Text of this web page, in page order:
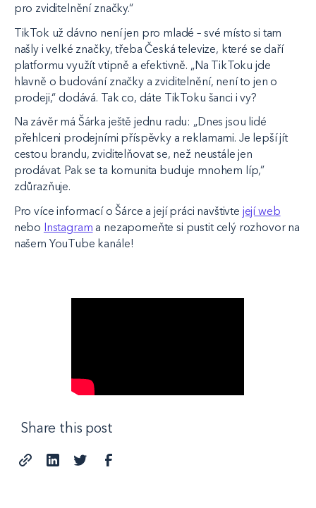
pro zviditelnění značky.“
TikTok už dávno není jen pro mladé – své místo si tam
našly i velké značky, třeba Česká televize, které se daří
platformu využít vtipně a efektivně. „Na TikToku jde
hlavně o budování značky a zviditelnění, není to jen o
prodeji,“ dodává. Tak co, dáte TikToku šanci i vy?
Na závěr má Šárka ještě jednu radu: „Dnes jsou lidé
přehlceni prodejními příspěvky a reklamami. Je lepší jít
cestou brandu, zviditelňovat se, než neustále jen
prodávat. Pak se ta komunita buduje mnohem líp,”
zdůrazňuje.
Pro více informací o Šárce a její práci navštivte její web
nebo Instagram a nezapomeňte si pustit celý rozhovor na
našem YouTube kanále!
Share this post